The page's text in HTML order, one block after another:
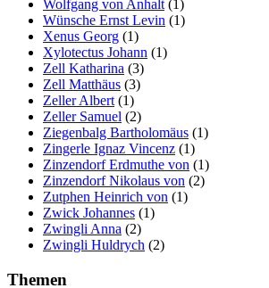
Wolfgang von Anhalt(1)
Wünsche Ernst Levin (1)
Xenus Georg (1)
Xylotectus Johann (1)
Zell Katharina (3)
Zell Matthäus (3)
Zeller Albert(1)
Zeller Samuel (2)
Ziegenbalg Bartholomäus (1)
Zingerle Ignaz Vincenz (1)
Zinzendorf Erdmuthe von (1)
Zinzendorf Nikolaus von (2)
Zutphen Heinrich von (1)
Zwick Johannes (1)
Zwingli Anna (2)
Zwingli Huldrych (2)
Themen